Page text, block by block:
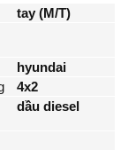
tay (M/T)
hyundai
4x2
dầu diesel